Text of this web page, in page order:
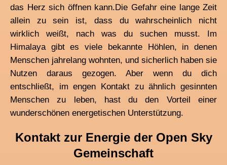
das Herz sich öffnen kann. Die Gefahr eine lange Zeit
allein zu sein ist, dass du wahrscheinlich nicht
wirklich weißt, nach was du suchen musst. Im
Himalaya gibt es viele bekannte Höhlen, in denen
Menschen jahrelang wohnten, und sicherlich haben sie
Nutzen daraus gezogen. Aber wenn du dich
entschließt, im engen Kontakt zu ähnlich gesinnten
Menschen zu leben, hast du den Vorteil einer
wunderschönen energetischen Unterstützung.
Kontakt zur Energie der Open Sky
Gemeinschaft